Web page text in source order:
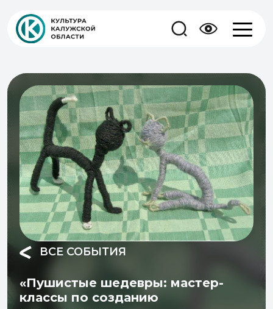
ВСЕ СОБЫТИЯ
«Пушистые шедевры: мастер-
классы по созданию